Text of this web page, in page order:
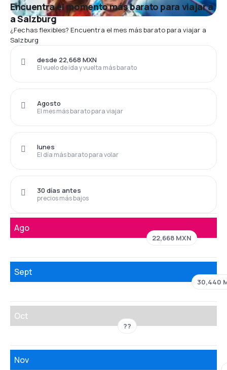
Encuentra el momento más barato para viajar a
a Salzburg
¿Fechas flexibles? Encuentra el mes más barato para viajar a
Salzburg
El vuelo de ida y vuelta más barato
desde 22,668 MXN
El mes más barato para viajar
Agosto
El día más barato para volar
lunes
precios más bajos
30 días antes
Ago
22,668 MXN
Sept
30,440
Oct
??
Nov